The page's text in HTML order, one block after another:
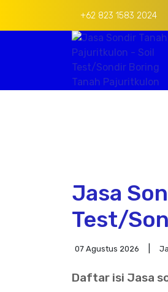
+62 823 1583 2024
Jasa
Test/
07 Agustus 2026
Daftar isi Jasa